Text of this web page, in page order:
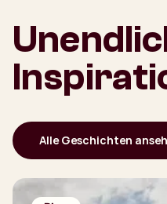
Alle Geschichten